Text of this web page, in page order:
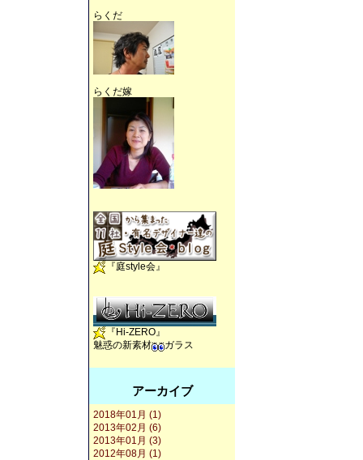
らくだ
らくだ嫁
『庭style会』
『Hi-ZERO』
魅惑の新素材
ガラス
アーカイブ
2018年01月 (1)
2013年02月 (6)
2013年01月 (3)
2012年08月 (1)